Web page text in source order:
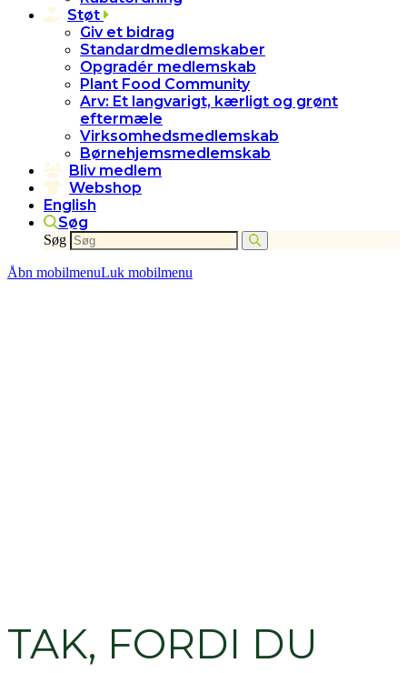
Støt
Giv et bidrag
Standardmedlemskaber
Opgradér medlemskab
Plant Food Community
Arv: Et langvarigt, kærligt og grønt
eftermæle
Virksomhedsmedlemskab
Børnehjemsmedlemskab
Bliv medlem
Webshop
English
Søg
Søg
Åbn mobilmenuLuk mobilmenu
TAK, FORDI DU